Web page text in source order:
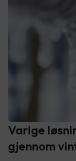
Varige
gjennom